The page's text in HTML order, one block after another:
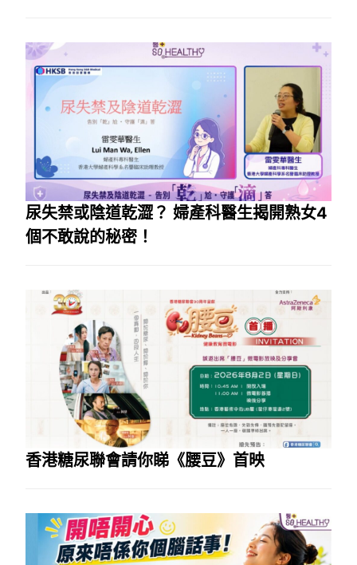
尿失禁或陰道乾澀？ 婦產科醫生揭開熟女4
個不敢說的秘密！
香港糖尿聯會請你睇《腰豆》首映